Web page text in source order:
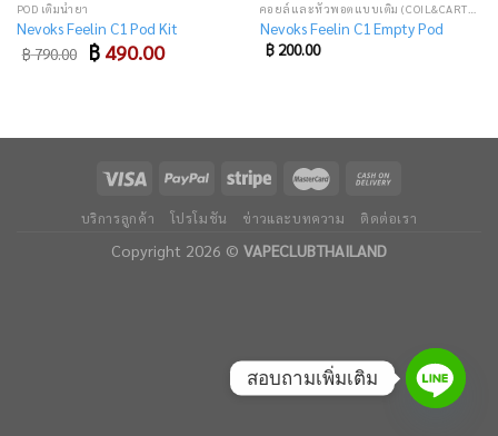
POD เติมน้ำยา
Nevoks Feelin C1 Pod Kit
฿790.00 Original
price
฿ 490.00Current
price
Nevoks Feelin C1 Empty Pod
฿200.00
บริการลูกค้า โปรโมชัน ข่าวและบทความ ติดต่อเรา
Copyright 2026 © VAPECLUBTHAILAND
สอบถามเพิ่มเติม